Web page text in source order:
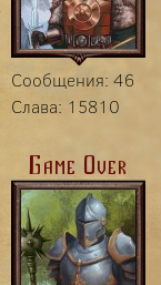
Сообщения: 46
Слава: 15810
Game Over